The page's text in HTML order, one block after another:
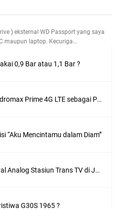
) eksternal WD Passport yang saya
maupun laptop. Kecuriga...
0,9 Bar atau 1,1 Bar ?
Cara Menjadikan HP Andromax Prime 4G LTE sebagai Perangkat Wifi Hotspot
“Aku Mencintamu dalam Diam”
Cara Mendapatkan Sinyal Analog Stasiun Trans TV di Jakarta
G30S 1965 ?